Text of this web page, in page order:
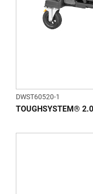
DWST60520-1
TOUGHSYSTEM®